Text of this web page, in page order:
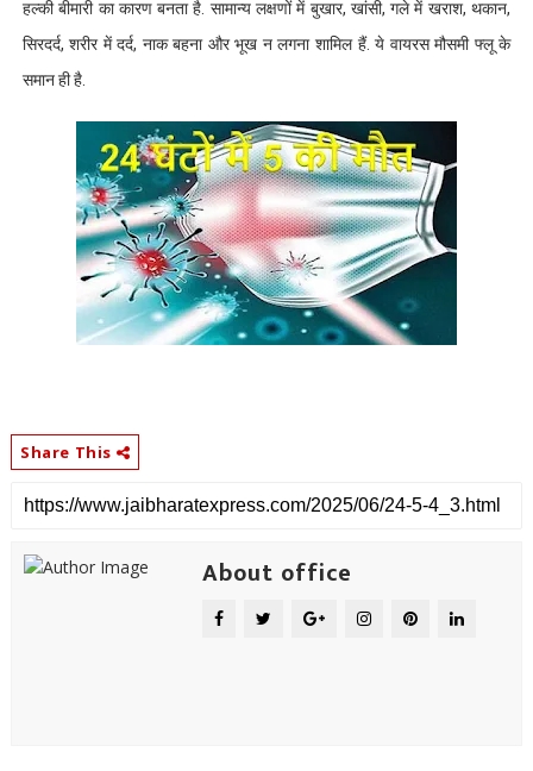
हल्की बीमारी का कारण बनता है. सामान्य लक्षणों में बुखार, खांसी, गले में खराश, थकान,
सिरदर्द, शरीर में दर्द, नाक बहना और भूख न लगना शामिल हैं. ये वायरस मौसमी फ्लू के
समान ही है.
Share This
About office